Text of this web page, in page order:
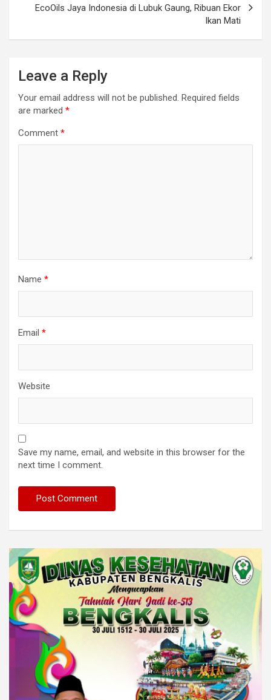
EcoOils Jaya Indonesia di Lubuk Gaung, Ribuan Ekor
Ikan Mati
Leave a Reply
Your email address will not be published. Required fields
are marked *
Comment *
Name *
Email *
Website
Save my name, email, and website in this browser for the
next time I comment.